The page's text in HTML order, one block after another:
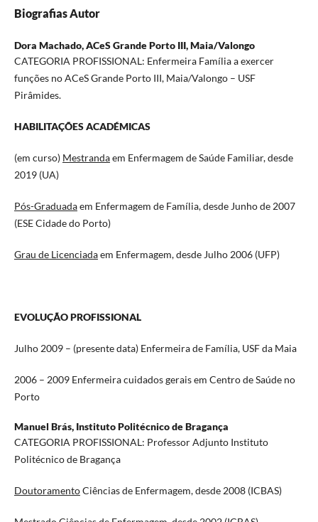
Biografias Autor
Dora Machado,ACeS Grande Porto III, Maia/Valongo
CATEGORIA PROFISSIONAL: Enfermeira Família a exercer
funções no ACeS Grande Porto III, Maia/Valongo – USF
Pirâmides.
HABILITAÇÕES ACADÉMICAS
(em curso) Mestrandaem Enfermagem de Saúde Familiar, desde
2019 (UA)
Pós-Graduadaem Enfermagem de Família, desde Junho de 2007
(ESE Cidade do Porto)
Grau de Licenciadaem Enfermagem, desde Julho 2006 (UFP)
EVOLUÇÃO PROFISSIONAL
Julho 2009 – (presente data) Enfermeira de Família, USF da Maia
2006 – 2009 Enfermeira cuidados gerais em Centro de Saúde no
Porto
Manuel Brás, Instituto Politécnico de Bragança
CATEGORIA PROFISSIONAL: Professor Adjunto Instituto
Politécnico de Bragança
DoutoramentoCiências de Enfermagem, desde 2008 (ICBAS)